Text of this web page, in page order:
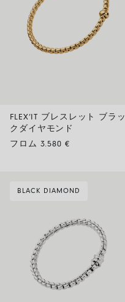
FLEX’IT ブレスレット ブラッ
クダイヤモンド
フロム 3.580 €
BLACK DIAMOND